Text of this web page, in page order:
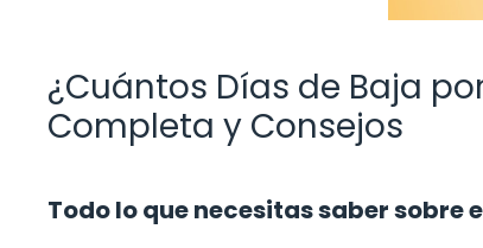
¿Cuántos Días de Baja
Completa y Consejos
Todo lo que necesitas saber sobre